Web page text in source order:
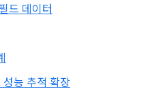
드 데이터
능 추적 확장